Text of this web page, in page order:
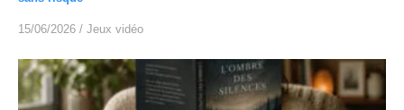
15/06/2026 / Jeux vidéo